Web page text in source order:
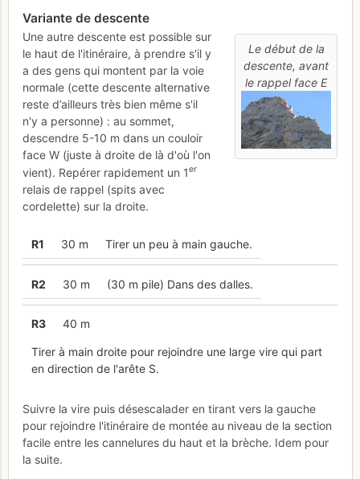
Le début de la
descente, avant
le rappel face E
Variante de descente
Une autre descente est possible sur
le haut de l'itinéraire, à prendre s'il y
a des gens qui montent par la voie
normale (cette descente alternative
reste d’ailleurs très bien même s'il
n'y a personne) : au sommet,
descendre 5-10 m dans un couloir
face W (juste à droite de là d'où l'on
vient). Repérer rapidement un 1er
relais de rappel (spits avec
cordelette) sur la droite.
R1 30 m Tirer un peu à main gauche.
R2 30 m (30 m pile) Dans des dalles.
R3 40 m
Tirer à main droite pour rejoindre une large vire qui part
en direction de l'arête S.
Suivre la vire puis désescalader en tirant vers la gauche
pour rejoindre l'itinéraire de montée au niveau de la section
facile entre les cannelures du haut et la brèche. Idem pour
la suite.